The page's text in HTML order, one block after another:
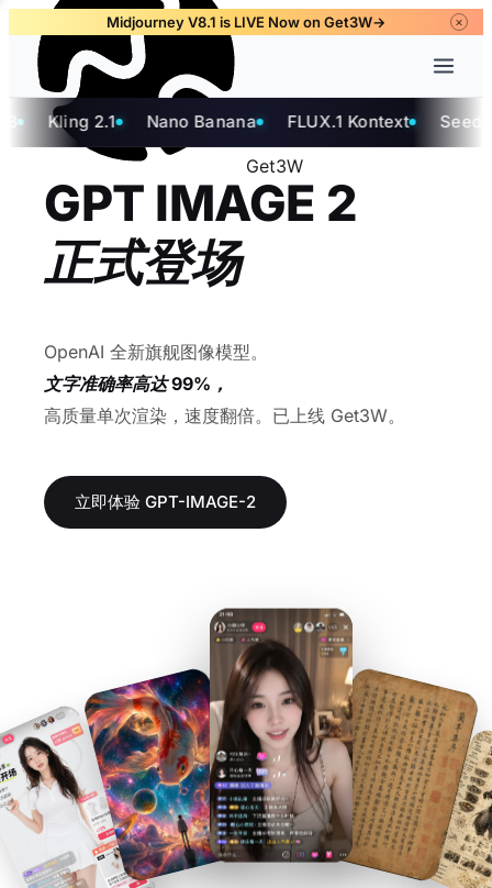
Midjourney V8.1 is LIVE Now on Get3W→ ×
Get3W
2.1 Nano Banana FLUX.1 Kontext Seedream 4
GPT IMAGE 2
正式登场
OpenAI 全新旗舰图像模型。
文字准确率高达 99%，
高质量单次渲染，速度翻倍。已上线 Get3W。
立即体验 GPT-IMAGE-2